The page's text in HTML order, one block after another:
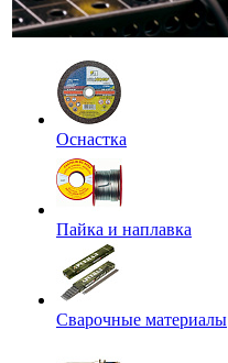
Оснастка
Пайка и наплавка
Сварочные материалы